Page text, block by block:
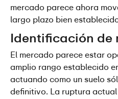
mercado parece ahora
largo plazo bien
Identificación de
El mercado parece estar
amplio rango establecido
actuando como un suelo
definitivo. La ruptura